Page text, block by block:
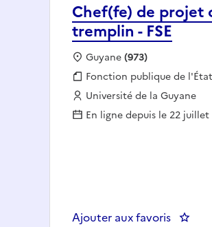
Chef(fe) de projet
tremplin - FSE
Localisation :
Guyane(973)
Fonction publique :
Fonction publique de l'État
Employeur :
Université de la Guyane
En ligne depuis le 22 juillet
Ajouter aux favoris :